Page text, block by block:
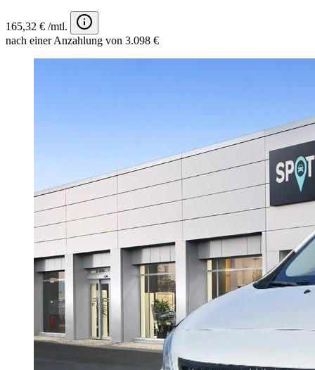
165,32 € /mtl.
nach einer Anzahlung von 3.098 €